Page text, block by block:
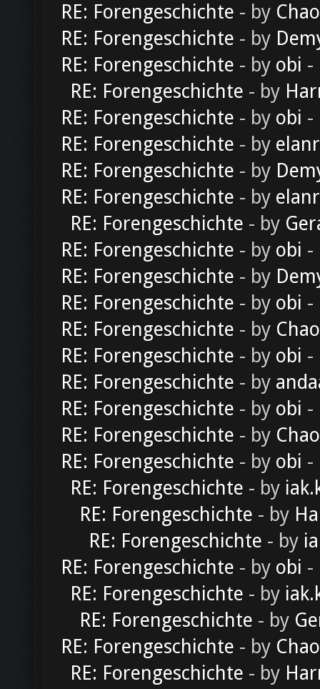
RE: Forengeschichte - by
RE: Forengeschichte - by
RE: Forengeschichte - by obi -
RE: Forengeschichte - by
RE: Forengeschichte - by obi -
RE: Forengeschichte - by
RE: Forengeschichte - by
RE: Forengeschichte - by
RE: Forengeschichte - by
RE: Forengeschichte - by obi -
RE: Forengeschichte - by
RE: Forengeschichte - by obi -
RE: Forengeschichte - by
RE: Forengeschichte - by obi -
RE: Forengeschichte - by
RE: Forengeschichte - by obi -
RE: Forengeschichte - by
RE: Forengeschichte - by obi -
RE: Forengeschichte - by
RE: Forengeschichte - by
RE: Forengeschichte - by
RE: Forengeschichte - by obi -
RE: Forengeschichte - by
RE: Forengeschichte - by
RE: Forengeschichte - by
RE: Forengeschichte - by